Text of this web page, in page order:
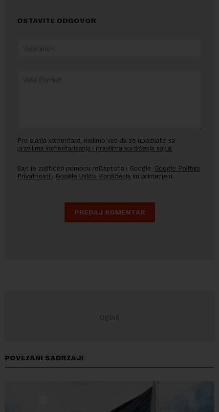
OSTAVITE ODGOVOR
Pre slanja komentara, molimo vas da se upoznate sa
pravilima komentarisanja i pravilima korišćenja sajta.
Sajt je zaštićen pomocu reCaptcha i Google. Google Politika
Privatnosti i Google Uslovi Korišćenja su primenjeni.
POVEZANI SADRŽAJI